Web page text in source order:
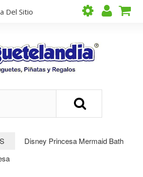
Del Sitio
Disney Princesa Mermaid Bath